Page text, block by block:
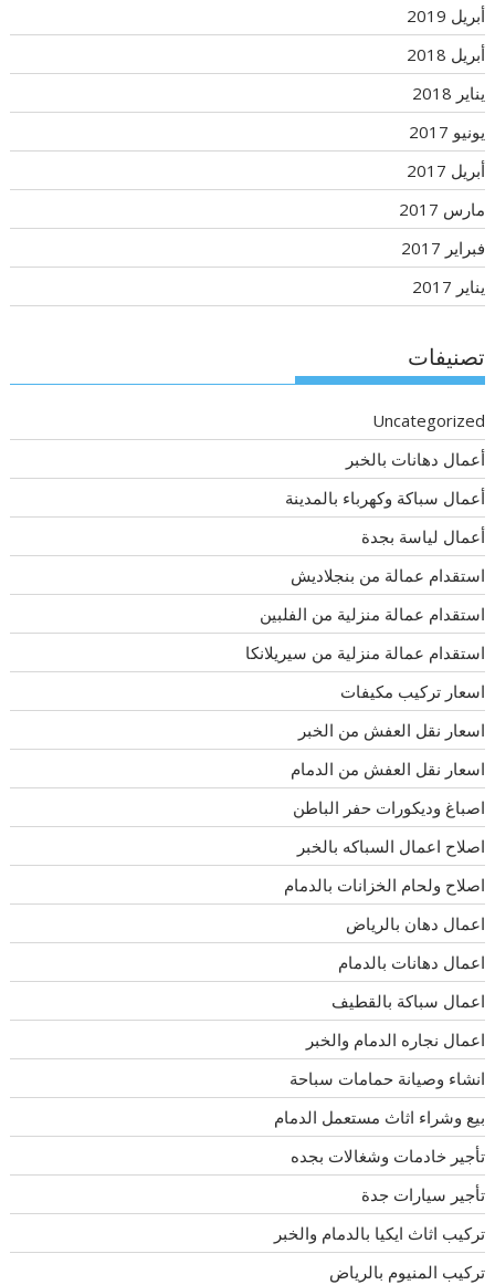
أبريل 2019
أبريل 2018
يناير 2018
يونيو 2017
أبريل 2017
مارس 2017
فبراير 2017
يناير 2017
تصنيفات
Uncategorized
أعمال دهانات بالخبر
أعمال سباكة وكهرباء بالمدينة
أعمال لياسة بجدة
استقدام عمالة من بنجلاديش
استقدام عمالة منزلية من الفلبين
استقدام عمالة منزلية من سيريلانكا
اسعار تركيب مكيفات
اسعار نقل العفش من الخبر
اسعار نقل العفش من الدمام
اصباغ وديكورات حفر الباطن
اصلاح اعمال السباكه بالخبر
اصلاح ولحام الخزانات بالدمام
اعمال دهان بالرياض
اعمال دهانات بالدمام
اعمال سباكة بالقطيف
اعمال نجاره الدمام والخبر
انشاء وصيانة حمامات سباحة
بيع وشراء اثاث مستعمل الدمام
تأجير خادمات وشغالات بجده
تأجير سيارات جدة
تركيب اثاث ايكيا بالدمام والخبر
تركيب المنيوم بالرياض